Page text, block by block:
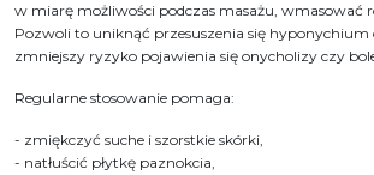
w miarę możliwości podczas masażu, wmasować
Pozwoli to uniknąć przesuszenia się hyponychium
zmniejszy ryzyko pojawienia się onycholizy czy
Regularne stosowanie pomaga:
- zmiękczyć suche i szorstkie skórki,
- natłuścić płytkę paznokcia,